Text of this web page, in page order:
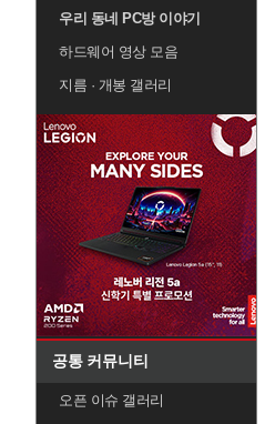
우리 동네 PC방 이야기
하드웨어 영상 모음
지름 · 개봉 갤러리
공통 커뮤니티
오픈 이슈 갤러리